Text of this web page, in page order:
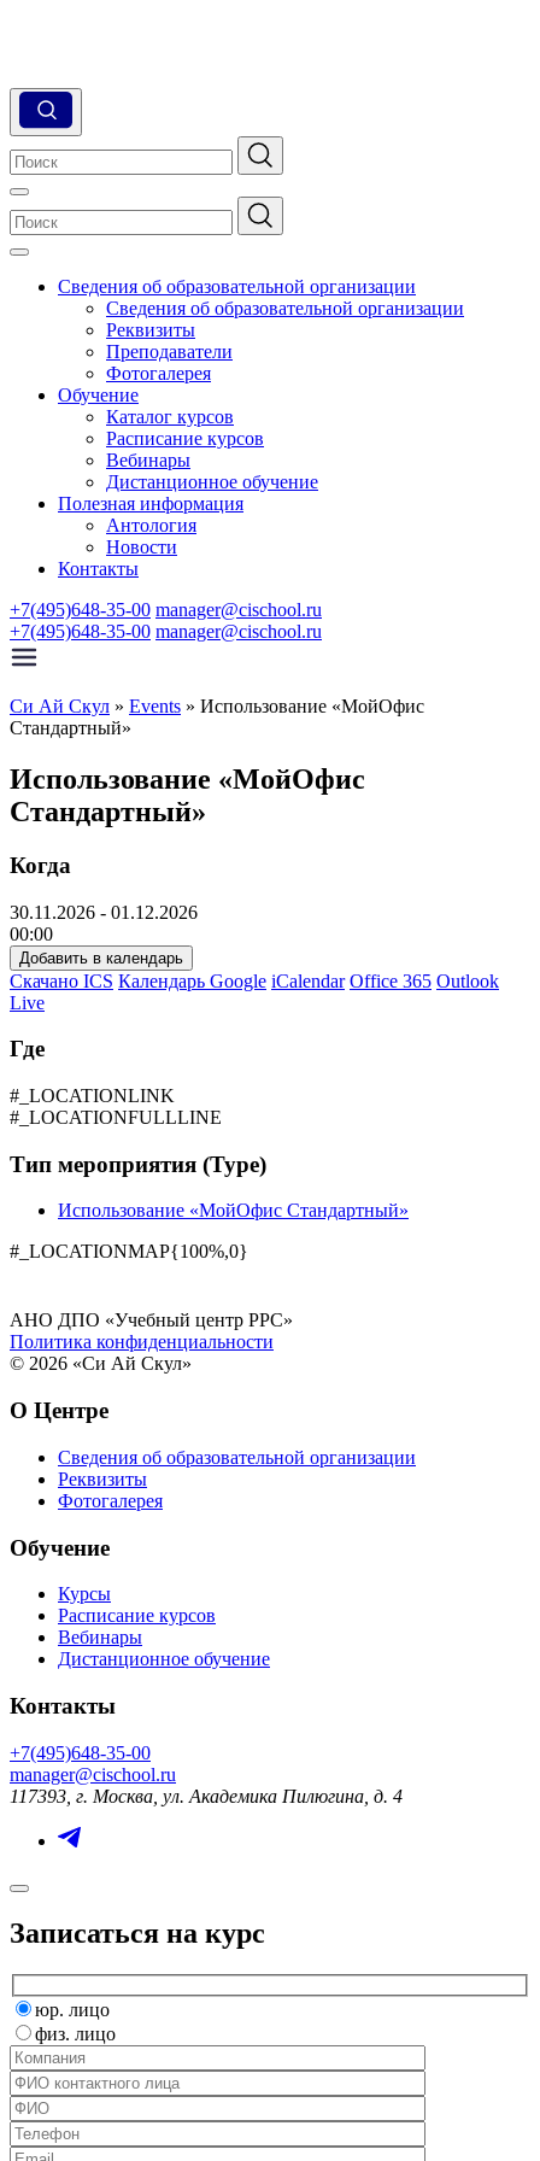
Сведения об образовательной организации
Сведения об образовательной организации
Реквизиты
Преподаватели
Фотогалерея
Обучение
Каталог курсов
Расписание курсов
Вебинары
Дистанционное обучение
Полезная информация
Антология
Новости
Контакты
+7(495)648-35-00 manager@cischool.ru
+7(495)648-35-00 manager@cischool.ru
Си Ай Скул » Events » Использование «МойОфис
Стандартный»
Использование «МойОфис
Стандартный»
Когда
30.11.2026 - 01.12.2026
00:00
Добавить в календарь
Скачано ICS Календарь Google iCalendar Office 365 Outlook
Live
Где
#_LOCATIONLINK
#_LOCATIONFULLLINE
Тип мероприятия (Type)
Использование «МойОфис Стандартный»
#_LOCATIONMAP{100%,0}
АНО ДПО «Учебный центр РРС»
Политика конфиденциальности
© 2026 «Си Ай Скул»
О Центре
Сведения об образовательной организации
Реквизиты
Фотогалерея
Обучение
Курсы
Расписание курсов
Вебинары
Дистанционное обучение
Контакты
+7(495)648-35-00
manager@cischool.ru
117393, г. Москва, ул. Академика Пилюгина, д. 4
Записаться на курс
юр. лицо
физ. лицо